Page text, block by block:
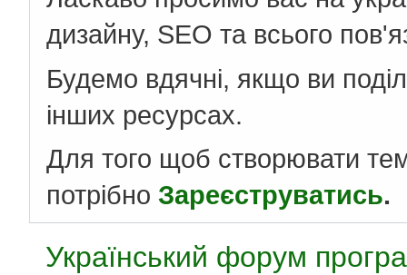
дизайну, SEO та всього
Будемо вдячні, якщо ви
інших ресурсах.
Для того щоб створювати
потрібно Зареєструватись.
Український форум